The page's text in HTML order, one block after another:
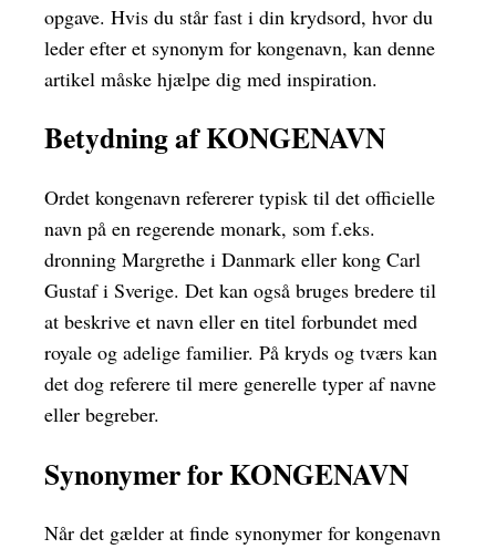
opgave. Hvis du står fast i din krydsord, hvor du
leder efter et synonym for kongenavn, kan denne
artikel måske hjælpe dig med inspiration.
Betydning af KONGENAVN
Ordet kongenavn refererer typisk til det officielle
navn på en regerende monark, som f.eks.
dronning Margrethe i Danmark eller kong Carl
Gustaf i Sverige. Det kan også bruges bredere til
at beskrive et navn eller en titel forbundet med
royale og adelige familier. På kryds og tværs kan
det dog referere til mere generelle typer af navne
eller begreber.
Synonymer for KONGENAVN
Når det gælder at finde synonymer for kongenavn